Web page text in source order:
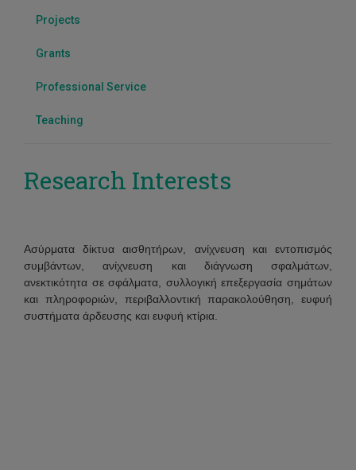
Projects
Grants
Professional Service
Teaching
Research Interests
Ασύρματα δίκτυα αισθητήρων, ανίχνευση και εντοπισμός
συμβάντων, ανίχνευση και διάγνωση σφαλμάτων,
ανεκτικότητα σε σφάλματα, συλλογική επεξεργασία σημάτων
και πληροφοριών, περιβαλλοντική παρακολούθηση, ευφυή
συστήματα άρδευσης και ευφυή κτίρια.